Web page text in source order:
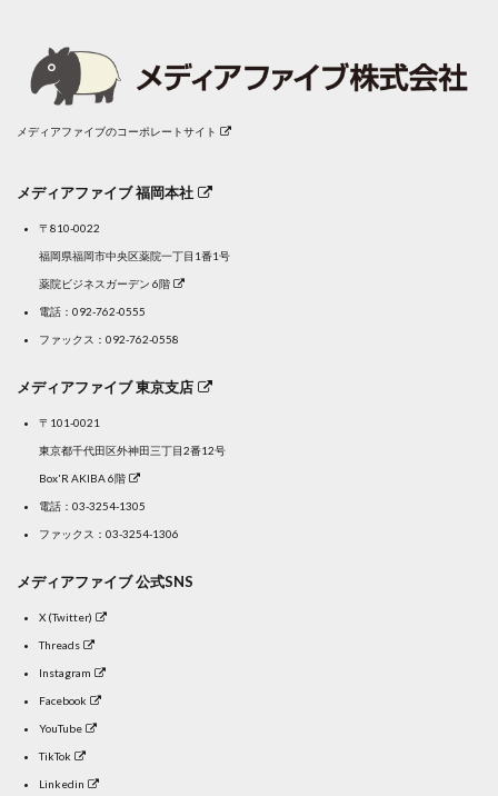
メディアファイブのコーポレートサイト
メディアファイブ 福岡本社
〒810-0022
福岡県福岡市中央区薬院一丁目1番1号
薬院ビジネスガーデン 6階
電話： 092-762-0555
ファックス：092-762-0558
メディアファイブ 東京支店
〒101-0021
東京都千代田区外神田三丁目2番12号
Box'R AKIBA 6階
電話： 03-3254-1305
ファックス：03-3254-1306
メディアファイブ 公式SNS
X (Twitter)
Threads
Instagram
Facebook
YouTube
TikTok
Linkedin